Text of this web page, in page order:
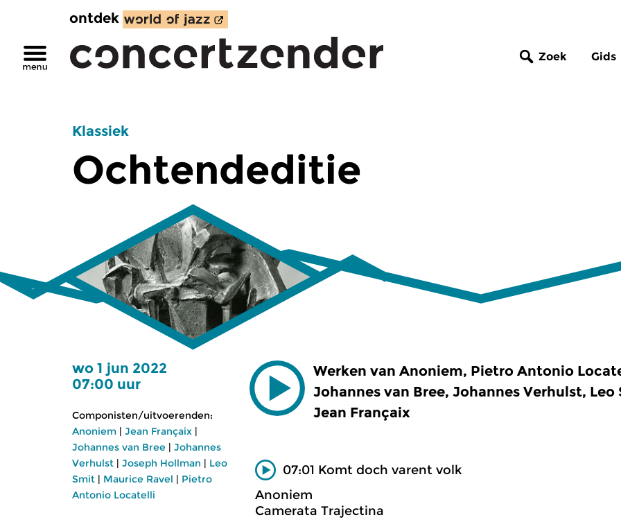
ontdek
Zoek Gids
Klassiek
Ochtendeditie
wo 1 jun 2022
07:00 uur
Componisten/uitvoerenden:
Anoniem | Jean Françaix |
Johannes van Bree | Johannes
Verhulst | Joseph Hollman | Leo
Smit | Maurice Ravel | Pietro
Antonio Locatelli
Werken van Anoniem, Pietro Antonio
Johannes van Bree, Johannes Verhulst,
Jean Françaix
07:01 Komt doch varent volk
Anoniem
Camerata Trajectina